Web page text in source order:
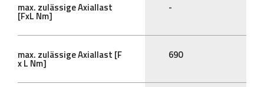
max. zulässige Axiallast
[FxL Nm]
-
max. zulässige Axiallast [F
x L Nm]
690